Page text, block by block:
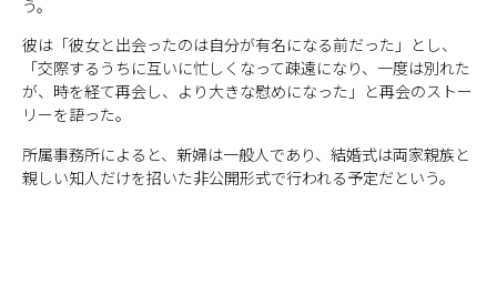
う。
彼は「彼女と出会ったのは自分が有名になる前だった」とし、
「交際するうちに互いに忙しくなって疎遠になり、一度は別れた
が、時を経て再会し、より大きな慰めになった」と再会のストー
リーを語った。
所属事務所によると、新婦は一般人であり、結婚式は両家親族と
親しい知人だけを招いた非公開形式で行われる予定だという。